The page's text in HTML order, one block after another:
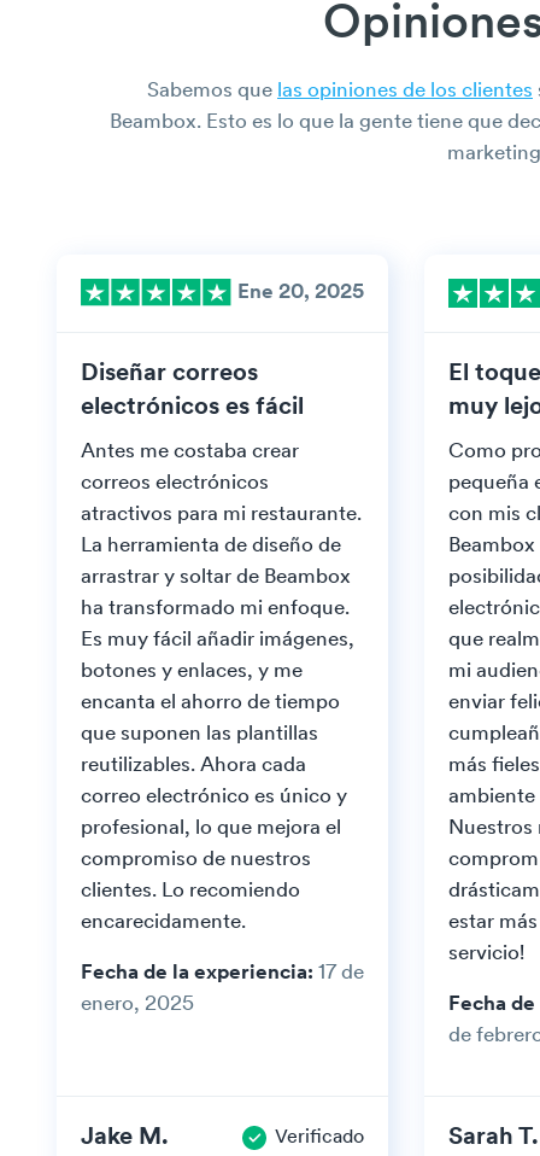
Sabemos que las opiniones de los clientes
Beambox. Esto es lo que la gente tiene que
Ene 20, 2025
Diseñar correos
electrónicos es fácil
Antes me costaba crear
correos electrónicos
atractivos para mi restaurante.
La herramienta de diseño de
arrastrar y soltar de Beambox
ha transformado mi enfoque.
Es muy fácil añadir imágenes,
botones y enlaces, y me
encanta el ahorro de tiempo
que suponen las plantillas
reutilizables. Ahora cada
correo electrónico es único y
profesional, lo que mejora el
compromiso de nuestros
clientes. Lo recomiendo
encarecidamente.
Fecha de la experiencia: 17 de
enero, 2025
Jake M. Verificado
El
muy
Como
pequeña
con mis
que
mi
enviar
más
ambiente
Nuestros
estar
servicio!
Fecha
de
Sarah T.